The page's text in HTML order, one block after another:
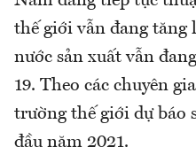
thế giới vẫn đang
nước sản xuất vẫn
19. Theo các chuyên
trường thế giới dự báo
đầu năm 2021.